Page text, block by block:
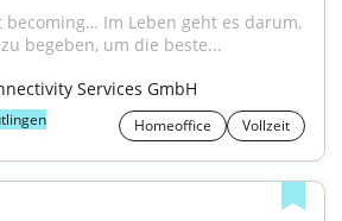
becoming… Im Leben geht es darum,
begeben, um die beste...
Services GmbH
Homeoffice Vollzeit